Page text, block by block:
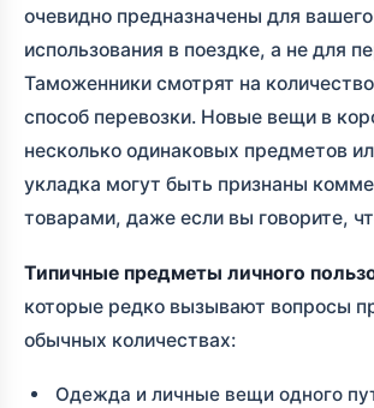
очевидно предназначены для
использования в поездке, а не для
Таможенники смотрят на
способ перевозки. Новые вещи в
несколько одинаковых предметов
укладка могут быть признаны
товарами, даже если вы говорите,
Типичные предметы личного
которые редко вызывают вопросы
обычных количествах:
Одежда и личные вещи одного